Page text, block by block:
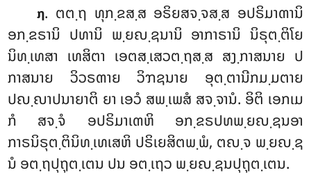
໗. ຕຕ຺ຖ ທຸກ຺ຂສ຺ສ ອຣິຍສຈ຺ຈສ຺ສ ອປຣິມາຓານິ
ອກ຺ຂຣານິ ປທານິ ພ຺ຍຎ຺ຊນານິ ອາກາຣານິ ນິຣຸຕ຺ຕິໂຍ
ນິທ຺ເທສາ ເທສິຕາ ເອຕສ຺ເສວຕ຺ຖສ຺ສ ສງ຺ກາສນາຍ ປ
ກາສນາຍ ວິວຣຓາຍ ວິຠຊນາຍ ອຸຕ຺ຕານີກມ຺ມຕາຍ
ປຎ຺ຎາປນາຍາຕິ ຍາ ເອວໍ ສພ຺ເພສໍ ສຈ຺ຈານໍ. ອິຕິ ເອກເມ
ກໍ ສຈ຺ຈໍ ອປຣິມາເຓຫິ ອກ຺ຂຣປທພ຺ຍຎ຺ຊນອາ
ກາຣນິຣຸຕ຺ຕິນິທ຺ເທເສຫິ ປຣິເຍສິຕພ຺ພໍ, ຕຎ຺ຈ ພ຺ຍຎ຺ຊ
ນໍ ອຕ຺ຖປຸຖຸຕ຺ເຕນ ປນ ອຕ຺ເຖວ ພ຺ຍຎ຺ຊນປຸຖຸຕ຺ເຕນ.